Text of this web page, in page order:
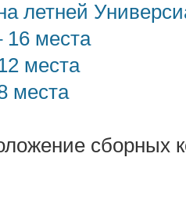
летней
16 места
места
места
сборных